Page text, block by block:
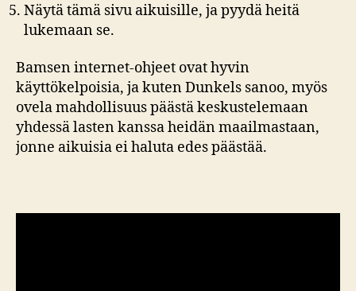
Näytä tämä sivu aikuisille, ja pyydä heitä
lukemaan se.
Bamsen internet-ohjeet ovat hyvin
käyttökelpoisia, ja kuten Dunkels sanoo, myös
ovela mahdollisuus päästä keskustelemaan
yhdessä lasten kanssa heidän maailmastaan,
jonne aikuisia ei haluta edes päästää.